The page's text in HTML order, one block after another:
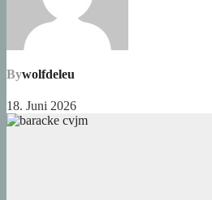
Bywolfdeleu
18. Juni 2026